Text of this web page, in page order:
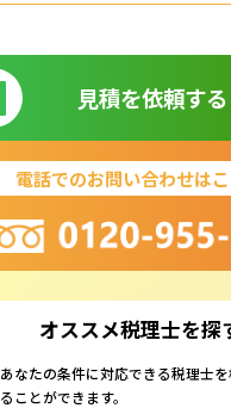
見積を依頼する
電話でのお問い合わせは
オススメ税理士を探
あなたの条件に対応できる税理士
ることができます。